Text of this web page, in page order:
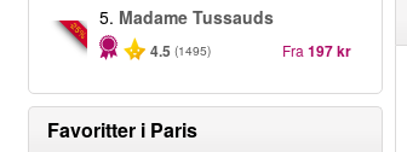
-25%
5. Madame Tussauds
4.5 (1495) Fra 197 kr
Favoritter i Paris